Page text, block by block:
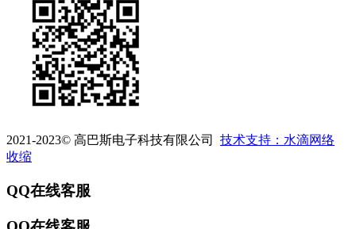
2021-2023© 高巴斯电子科技有限公司
技术支持：水滴网络
收缩
QQ在线客服